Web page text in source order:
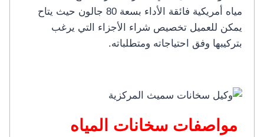
مياه أمريكية فائقة الأداء بسعة 80 جالون حيث يتاح
يمكن للعميل تخصيص شراء الأجزاء التي يرغب
بتركيبها وفق احتياجاته ومتطلباته.
مواصفات سخانات المياه